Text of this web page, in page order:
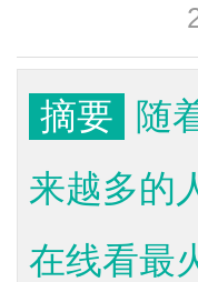
摘要
随
来越多的
在线看最